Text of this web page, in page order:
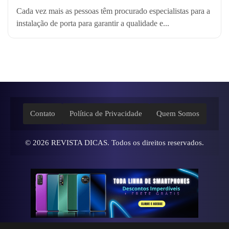
Cada vez mais as pessoas têm procurado especialistas para a
instalação de porta para garantir a qualidade e...
Contato Política de Privacidade Quem Somos
© 2026 REVISTA DICAS. Todos os direitos reservados.